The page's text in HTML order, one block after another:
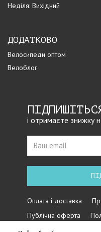
Неділя: Вихідний
ДОДАТКОВО
Велосипеди оптом
Велоблог
і отримаєте знижку
Оплата і доставка
Публічна оферта